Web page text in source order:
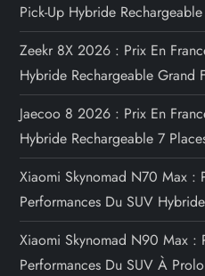
Pick-Up Hybride Rechargeable
Zeekr 8X 2026 : Prix En
Hybride Rechargeable Grand
Jaecoo 8 2026 : Prix En
Hybride Rechargeable 7
Xiaomi Skynomad N70 Max :
Performances Du SUV
Xiaomi Skynomad N90 Max :
Performances Du SUV À